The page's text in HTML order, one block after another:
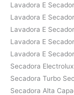
Lavadora E
Lavadora E
Lavadora E
Lavadora E
Lavadora E
Secadora
Secadora Turbo
Secadora Alta